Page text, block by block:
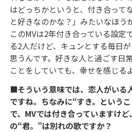
はどっちかというと、付き合って
と好きなのかな？」みたいなほう
このMVは2年付き合っている設定
る2人だけど、キュンとする毎日
思うんです。好きな人と過ごす日
ことをしていても、幸せを感じる
■そういう意味では、恋人がいる
ですね。ちなみに“すき。という
で、MVでは付き合っていますけ
の“君。”は別れの歌ですか？